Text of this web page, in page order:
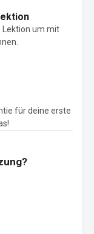
Lektion um mit
für deine erste